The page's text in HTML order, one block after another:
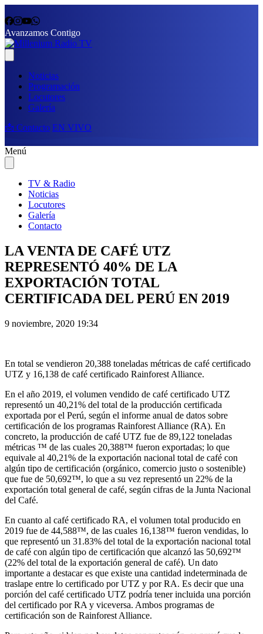
Avanzamos Contigo
Noticias
Programación
Locutores
Galería
📩 Contacto EN VIVO
Menú
TV & Radio
Noticias
Locutores
Galería
Contacto
LA VENTA DE CAFÉ UTZ
REPRESENTÓ 40% DE LA
EXPORTACIÓN TOTAL
CERTIFICADA DEL PERÚ EN 2019
9 noviembre, 2020 19:34
En total se vendieron 20,388 toneladas métricas de café certificado
UTZ y 16,138 de café certificado Rainforest Alliance.
En el año 2019, el volumen vendido de café certificado UTZ
representó un 40,21% del total de la producción certificada
exportada por el Perú, según el informe anual de datos sobre
certificación de los programas Rainforest Alliance (RA). En
concreto, la producción de café UTZ fue de 89,122 toneladas
métricas ™ de las cuales 20,388™ fueron exportadas; lo que
equivale al 40,21% de la exportación nacional total de café con
algún tipo de certificación (orgánico, comercio justo o sostenible)
que fue de 50,692™, lo que a su vez representó un 22% de la
exportación total general de café, según cifras de la Junta Nacional
del Café.
En cuanto al café certificado RA, el volumen total producido en
2019 fue de 44,588™, de las cuales 16,138™ fueron vendidas, lo
que representó un 31.83% del total de la exportación nacional total
de café con algún tipo de certificación que alcanzó las 50,692™
(22% del total de la exportación general de café). Un dato
importante a destacar es que existe una cantidad indeterminada de
traslape entre lo certificado por UTZ y por RA. Es decir que una
porción del café certificado UTZ podría tener incluida una porción
del certificado por RA y viceversa. Ambos programas de
certificación son de Rainforest Alliance.